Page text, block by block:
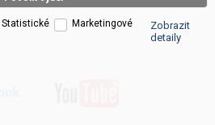
Statistické
Marketingové
Zobrazit
detaily